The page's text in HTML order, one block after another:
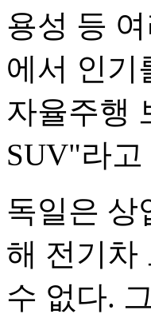
용성 등
에서 인기
자율주행
SUV"라고
독일은 상
해 전기차
수 없다.